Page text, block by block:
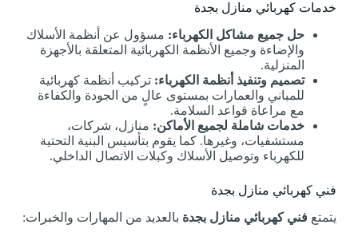
خدمات كهربائي منازل بجدة
حل جميع مشاكل الكهرباء: مسؤول عن أنظمة الأسلاك
والإضاءة وجميع الأنظمة الكهربائية المتعلقة بالأجهزة
المنزلية.
تصميم وتنفيذ أنظمة الكهرباء: تركيب أنظمة كهربائية
للمباني والعمارات بمستوى عالٍ من الجودة والكفاءة
مع مراعاة قواعد السلامة.
خدمات شاملة لجميع الأماكن: منازل، شركات،
مستشفيات، وغيرها. كما يقوم بتأسيس البنية التحتية
للكهرباء وتوصيل الأسلاك وكبلات الاتصال الداخلي.
فني كهربائي منازل بجدة
يتمتع فني كهربائي منازل بجدة بالعديد من المهارات والخبرات: